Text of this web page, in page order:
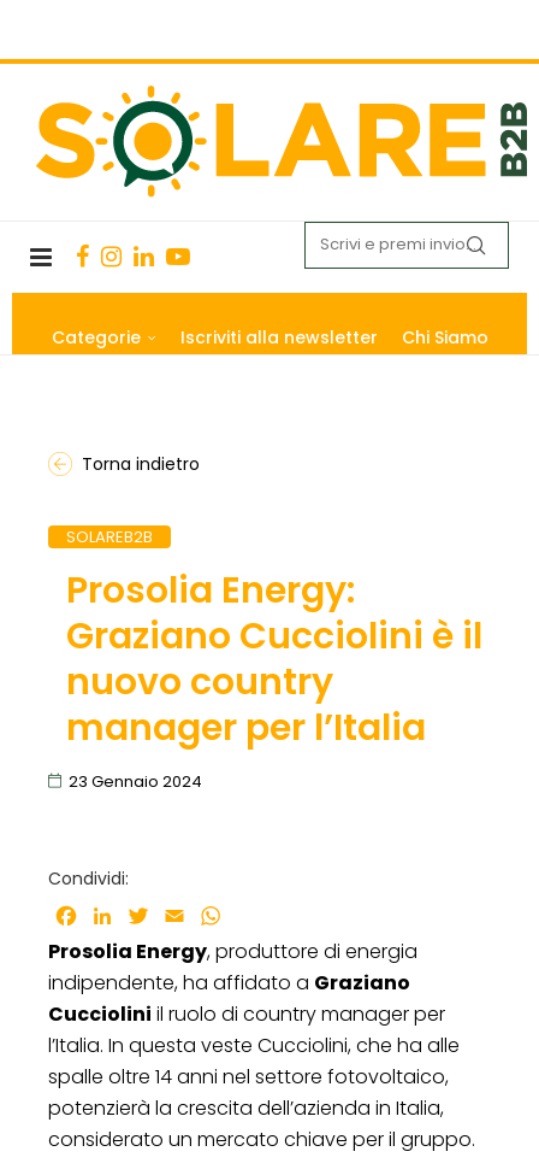
Categorie Iscriviti alla newsletter Chi Siamo
Torna indietro
SOLAREB2B
Prosolia Energy:
Graziano Cucciolini è il
nuovo country
manager per l’Italia
23 Gennaio 2024
Condividi:
Facebook
LinkedInTwitter
Email
Prosolia Energy, produttore di energia
indipendente, ha affidato a Graziano
Cucciolini il ruolo di country manager per
l’Italia. In questa veste Cucciolini, che ha alle
spalle oltre 14 anni nel settore fotovoltaico,
potenzierà la crescita dell’azienda in Italia,
considerato un mercato chiave per il gruppo.